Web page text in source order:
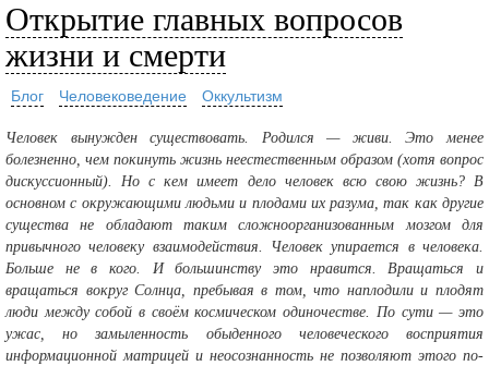
Открытие главных вопросов
жизни и смерти
Блог Человековедение Оккультизм
Человек вынужден существовать. Родился — живи. Это менее
болезненно, чем покинуть жизнь неестественным образом (хотя вопрос
дискуссионный). Но с кем имеет дело человек всю свою жизнь? В
основном с окружающими людьми и плодами их разума, так как другие
существа не обладают таким сложноорганизованным мозгом для
привычного человеку взаимодействия. Человек упирается в человека.
Больше не в кого. И большинству это нравится. Вращаться и
вращаться вокруг Солнца, пребывая в том, что наплодили и плодят
люди между собой в своём космическом одиночестве. По сути — это
ужас, но замыленность обыденного человеческого восприятия
информационной матрицей и неосознанность не позволяют этого по-